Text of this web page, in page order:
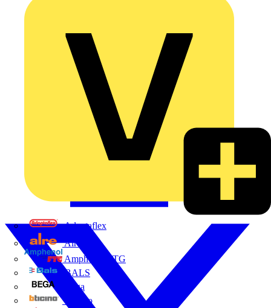
Adaptaflex
Alre
Amphenol FTG
BALS
Bega
Bticino